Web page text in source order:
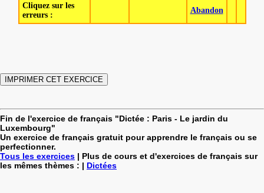
Cliquez sur les
erreurs :
Abandon
Fin de l'exercice de français "Dictée : Paris - Le jardin du
Luxembourg"
Un exercice de français gratuit pour apprendre le français ou se
perfectionner.
Tous les exercices | Plus de cours et d'exercices de français sur
les mêmes thèmes : | Dictées